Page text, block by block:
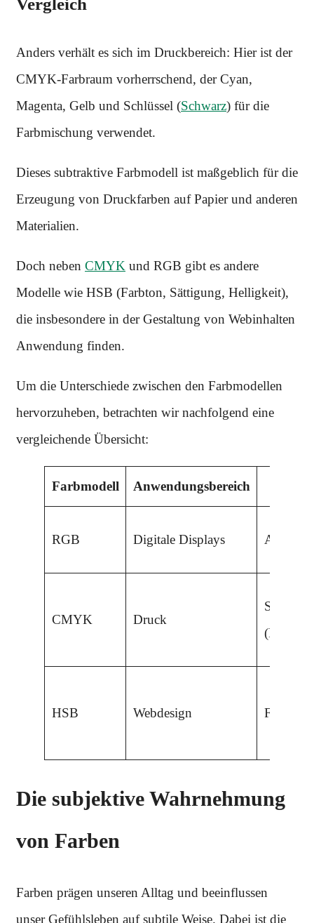
Vergleich
Anders verhält es sich im Druckbereich: Hier ist der
CMYK-Farbraum vorherrschend, der Cyan,
Magenta, Gelb und Schlüssel (Schwarz) für die
Farbmischung verwendet.
Dieses subtraktive Farbmodell ist maßgeblich für die
Erzeugung von Druckfarben auf Papier und anderen
Materialien.
Doch neben CMYK und RGB gibt es andere
Modelle wie HSB (Farbton, Sättigung, Helligkeit),
die insbesondere in der Gestaltung von Webinhalten
Anwendung finden.
Um die Unterschiede zwischen den Farbmodellen
hervorzuheben, betrachten wir nachfolgend eine
vergleichende Übersicht:
Farbmodell Anwendungsbereich
RGB Digitale Displays Additiv
CMYK Druck
HSB Webdesign
Die subjektive Wahrnehmung
von Farben
Farben prägen unseren Alltag und beeinflussen
unser Gefühlsleben auf subtile Weise. Dabei ist die